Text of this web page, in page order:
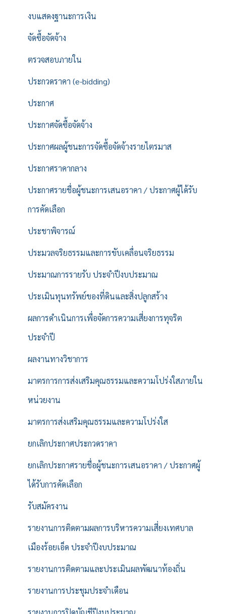
งบแสดงฐานะการเงิน
จัดซื้อจัดจ้าง
ตรวจสอบภายใน
ประกวดราคา (e-bidding)
ประกาศ
ประกาศจัดซื้อจัดจ้าง
ประกาศผลผู้ชนะการจัดซื้อจัดจ้างรายไตรมาส
ประกาศราคากลาง
ประกาศรายชื่อผู้ชนะการเสนอราคา / ประกาศผู้ได้รับ
การคัดเลือก
ประชาพิจารณ์
ประมวลจริยธรรมและการขับเคลื่อนจริยธรรม
ประมาณการรายรับ ประจำปีงบประมาณ
ประเมินทุนทรัพย์ของที่ดินและสิ่งปลูกสร้าง
ผลการดำเนินการเพื่อจัดการความเสี่ยงการทุจริต
ประจำปี
ผลงานทางวิชาการ
มาตรการการส่งเสริมคุณธรรมและความโปร่งใสภายใน
หน่วยงาน
มาตรการส่งเสริมคุณธรรมและความโปร่งใส
ยกเลิกประกาศประกวดราคา
ยกเลิกประกาศรายชื่อผู้ชนะการเสนอราคา / ประกาศผู้
ได้รับการคัดเลือก
รับสมัครงาน
รายงานการติดตามผลการบริหารความเสี่ยงเทศบาล
เมืองร้อยเอ็ด ประจำปีงบประมาณ
รายงานการติดตามและประเมินผลพัฒนาท้องถิ่น
รายงานการประชุมประจำเดือน